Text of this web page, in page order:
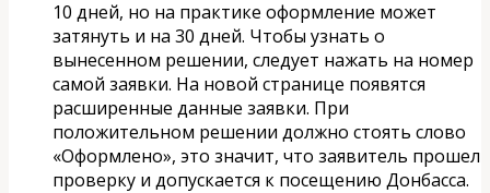
10 дней, но на практике оформление может
затянуть и на 30 дней. Чтобы узнать о
вынесенном решении, следует нажать на номер
самой заявки. На новой странице появятся
расширенные данные заявки. При
положительном решении должно стоять слово
«Оформлено», это значит, что заявитель прошел
проверку и допускается к посещению Донбасса.